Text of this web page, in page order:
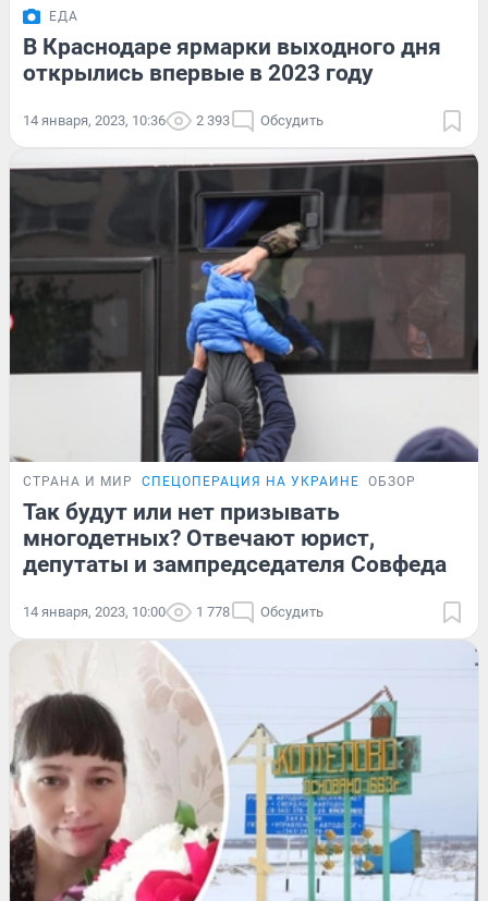
ЕДА
В Краснодаре ярмарки выходного дня
открылись впервые в 2023 году
14 января, 2023, 10:36 2 393 Обсудить
СТРАНА И МИР СПЕЦОПЕРАЦИЯ НА УКРАИНЕ ОБЗОР
Так будут или нет призывать
многодетных? Отвечают юрист,
депутаты и зампредседателя Совфеда
14 января, 2023, 10:00 1 778 Обсудить